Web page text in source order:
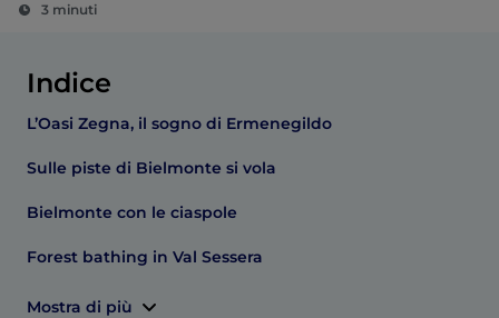
3 minuti
Indice
L’Oasi Zegna, il sogno di Ermenegildo
Sulle piste di Bielmonte si vola
Bielmonte con le ciaspole
Forest bathing in Val Sessera
Mostra di più